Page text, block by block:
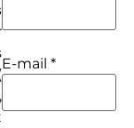
E-mail*